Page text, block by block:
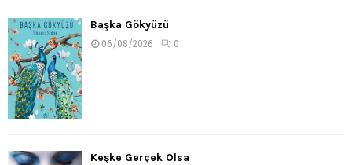
Başka Gökyüzü
06/08/2026 0
Keşke Gerçek Olsa